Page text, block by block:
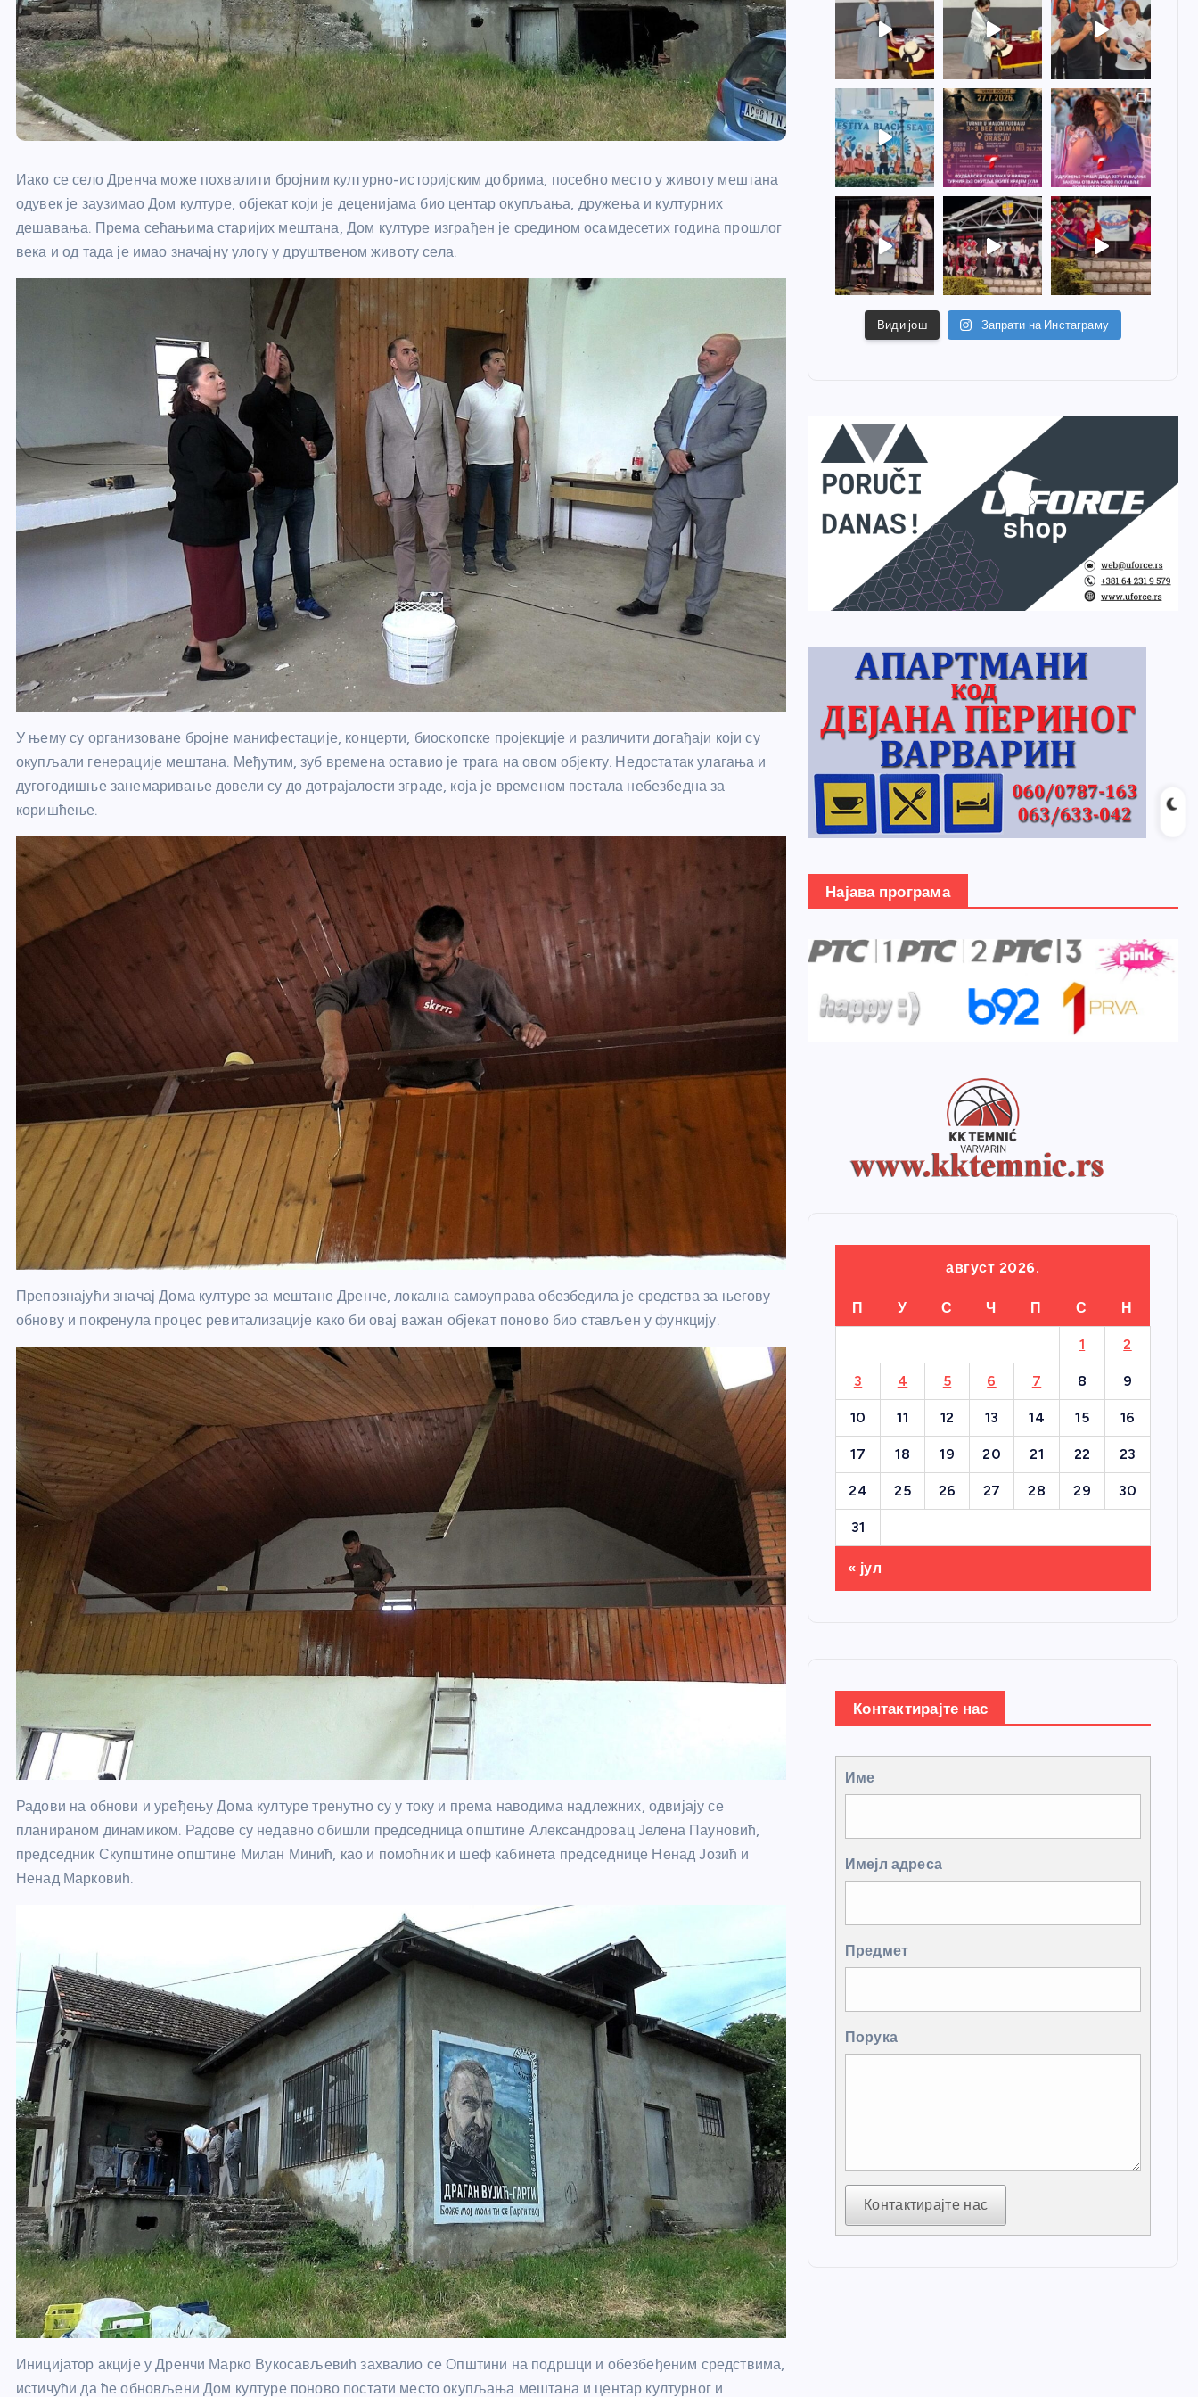
Иако се село Дренча може похвалити бројним културно-историјским добрима, посебно место у животу мештана
одувек је заузимао Дом културе, објекат који је деценијама био центар окупљања, дружења и културних
дешавања. Према сећањима старијих мештана, Дом културе изграђен је средином осамдесетих година прошлог
века и од тада је имао значајну улогу у друштвеном животу села.
У њему су организоване бројне манифестације, концерти, биоскопске пројекције и различити догађаји који су
окупљали генерације мештана. Међутим, зуб времена оставио је трага на овом објекту. Недостатак улагања и
дугогодишње занемаривање довели су до дотрајалости зграде, која је временом постала небезбедна за
коришћење.
Препознајући значај Дома културе за мештане Дренче, локална самоуправа обезбедила је средства за његову
обнову и покренула процес ревитализације како би овај важан објекат поново био стављен у функцију.
Радови на обнови и уређењу Дома културе тренутно су у току и према наводима надлежних, одвијају се
планираном динамиком. Радове су недавно обишли председница општине Александровац Јелена Пауновић,
председник Скупштине општине Милан Минић, као и помоћник и шеф кабинета председнице Ненад Јозић и
Ненад Марковић.
Иницијатор акције у Дренчи Марко Вукосављевић захвалио се Општини на подршци и обезбеђеним средствима,
истичући да ће обновљени Дом културе поново постати место окупљања мештана и центар културног и
Види још Запрати на Инстаграму
Најава програма
август 2026.
П У С Ч П С Н
1 2
3 4 5 6 7 8 9
10 11 12 13 14 15 16
17 18 19 20 21 22 23
24 25 26 27 28 29 30
31
« јул
Контактирајте нас
Име
Имејл адреса
Предмет
Порука
Контактирајте нас